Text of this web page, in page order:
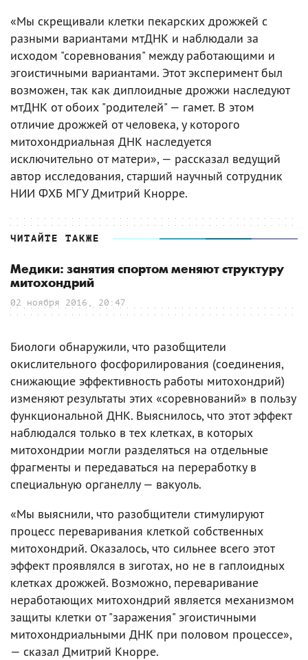
«Мы скрещивали клетки пекарских дрожжей с
разными вариантами мтДНК и наблюдали за
исходом "соревнования" между работающими и
эгоистичными вариантами. Этот эксперимент был
возможен, так как диплоидные дрожжи наследуют
мтДНК от обоих "родителей" — гамет. В этом
отличие дрожжей от человека, у которого
митохондриальная ДНК наследуется
исключительно от матери», — рассказал ведущий
автор исследования, старший научный сотрудник
НИИ ФХБ МГУ Дмитрий Кнорре.
ЧИТАЙТЕ ТАКЖЕ
Медики: занятия спортом меняют структуру
митохондрий
02 ноября 2016, 20:47
Биологи обнаружили, что разобщители
окислительного фосфорилирования (соединения,
снижающие эффективность работы митохондрий)
изменяют результаты этих «соревнований» в пользу
функциональной ДНК. Выяснилось, что этот эффект
наблюдался только в тех клетках, в которых
митохондрии могли разделяться на отдельные
фрагменты и передаваться на переработку в
специальную органеллу — вакуоль.
«Мы выяснили, что разобщители стимулируют
процесс переваривания клеткой собственных
митохондрий. Оказалось, что сильнее всего этот
эффект проявлялся в зиготах, но не в гаплоидных
клетках дрожжей. Возможно, переваривание
неработающих митохондрий является механизмом
защиты клетки от "заражения" эгоистичными
митохондриальными ДНК при половом процессе»,
— сказал Дмитрий Кнорре.